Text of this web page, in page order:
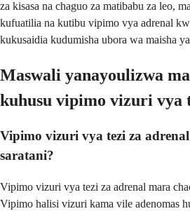
za kisasa na chaguo za matibabu za leo,
kufuatilia na kutibu vipimo vya adrenal
kukusaidia kudumisha ubora wa maisha
Maswali yanayoulizwa
kuhusu vipimo vizuri vya
Vipimo vizuri vya tezi za
saratani?
Vipimo vizuri vya tezi za adrenal mara
Vipimo halisi vizuri kama vile adenomas